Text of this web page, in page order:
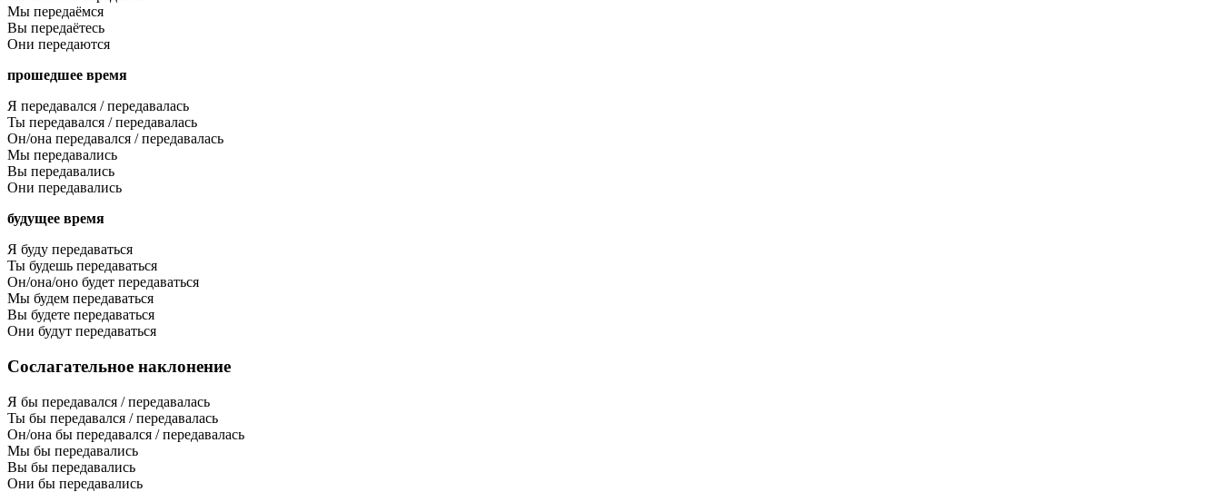
Мы передаёмся
Вы передаётесь
Они передаются
прошедшее время
Я передавался / передавалась
Ты передавался / передавалась
Он/она передавался / передавалась
Мы передавались
Вы передавались
Они передавались
будущее время
Я буду передаваться
Ты будешь передаваться
Он/она/оно будет передаваться
Мы будем передаваться
Вы будете передаваться
Они будут передаваться
Сослагательное наклонение
Я бы передавался / передавалась
Ты бы передавался / передавалась
Он/она бы передавался / передавалась
Мы бы передавались
Вы бы передавались
Они бы передавались